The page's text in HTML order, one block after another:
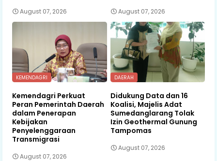
August 07, 2026 August 07, 2026
KEMENDAGRI
Kemendagri Perkuat
Peran Pemerintah Daerah
dalam Penerapan
Kebijakan
Penyelenggaraan
Transmigrasi
August 07, 2026
DAERAH
Didukung Data dan 16
Koalisi, Majelis Adat
Sumedanglarang Tolak
Izin Geothermal Gunung
Tampomas
August 07, 2026